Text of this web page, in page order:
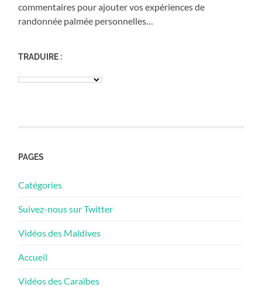
commentaires pour ajouter vos expériences de
randonnée palmée personnelles…
TRADUIRE :
PAGES
Catégories
Suivez-nous sur Twitter
Vidéos des Maldives
Accueil
Vidéos des Caraïbes